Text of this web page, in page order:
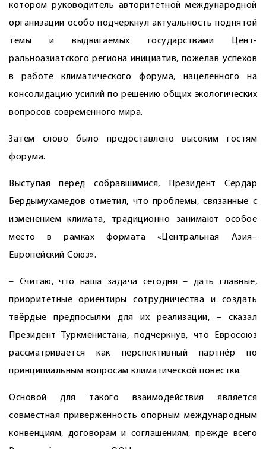
котором руководитель авторитетной международной
организации особо подчеркнул актуальность поднятой
темы и выдвигаемых государствами Цент­
ральноазиатского региона инициа­тив, пожелав успехов
в работе климатического форума, нацеленного на
консолидацию усилий по решению общих экологических
вопросов современного мира.
Затем слово было предоставлено высоким гостям
форума.
Выступая перед собравшимися, Президент Сердар
Бердымухамедов отметил, что проблемы, связанные с
изменением климата, традиционно занимают особое
место в рамках формата «Центральная Азия–
Европейский Союз».
– Считаю, что наша задача сегодня – дать главные,
приоритетные ориентиры сотрудничества и создать
твёрдые предпосылки для их реализации, – сказал
Президент Туркменистана, подчеркнув, что Евросоюз
рассматривается как перспективный партнёр по
принципиальным вопросам климатической повестки.
Основой для такого взаимодействия является
совместная приверженность опорным международным
конвенциям, договорам и соглашениям, прежде всего